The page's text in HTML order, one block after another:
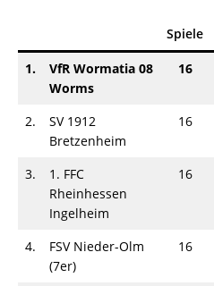
Spiele
1.
VfR Wormatia 08
Worms
16
2.
SV 1912
Bretzenheim
16
3.
1. FFC
Rheinhessen
Ingelheim
16
4.
FSV Nieder-Olm
(7er)
16